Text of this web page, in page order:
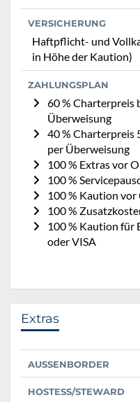
VERSICHERUNG
Haftpflicht- und
in Höhe der Kaution)
ZAHLUNGSPLAN
60 % Charterpreis
Überweisung
40 % Charterpreis
per Überweisung
100 % Extras vor
100 %
100 % Kaution
100 %
100 % Kaution für
oder VISA
Extras
AUSSENBORDER
HOSTESS/STEWARD